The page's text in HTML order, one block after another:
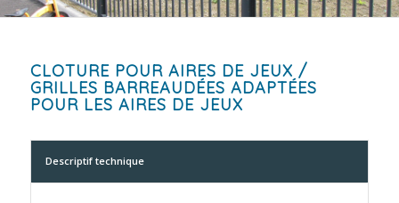
CLOTURE POUR AIRES DE JEUX /
GRILLES BARREAUDÉES ADAPTÉES
POUR LES AIRES DE JEUX
Descriptif technique